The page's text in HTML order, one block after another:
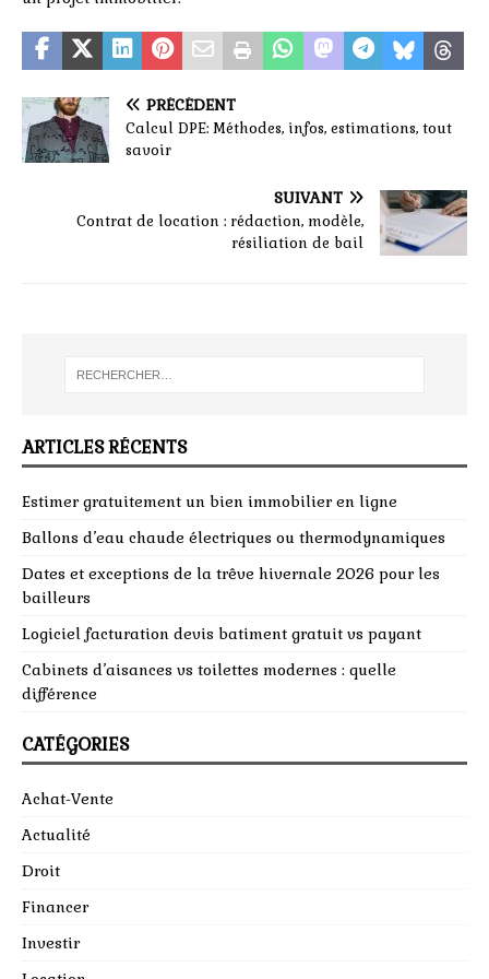
PRÉCÉDENT
Calcul DPE: Méthodes, infos, estimations, tout
savoir
SUIVANT
Contrat de location : rédaction, modèle,
résiliation de bail
ARTICLES RÉCENTS
Estimer gratuitement un bien immobilier en ligne
Ballons d’eau chaude électriques ou thermodynamiques
Dates et exceptions de la trêve hivernale 2026 pour les
bailleurs
Logiciel facturation devis batiment gratuit vs payant
Cabinets d’aisances vs toilettes modernes : quelle
différence
CATÉGORIES
Achat-Vente
Actualité
Droit
Financer
Investir